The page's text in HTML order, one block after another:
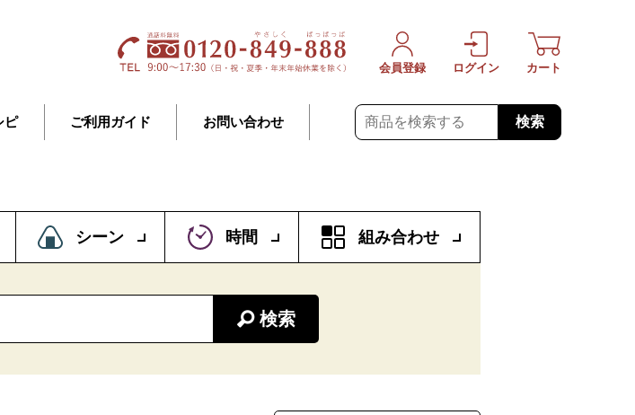
ピ ご利用ガイド お問い合わせ 検索
会員登録 ログイン カート
シーン 時間 組み合わせ
検索